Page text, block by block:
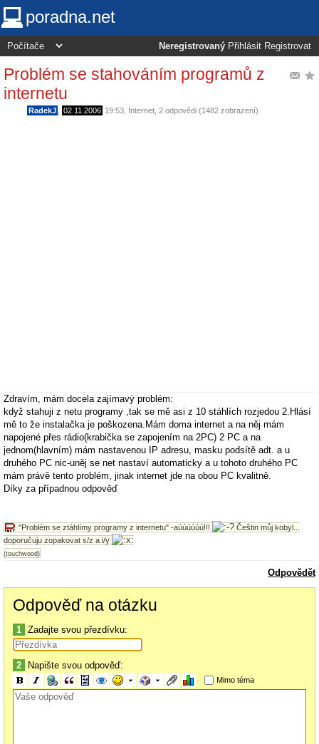
poradna.net
Neregistrovaný Přihlásit Registrovat
Problém se stahováním programů z
internetu
RadekJ 02.11.2006 19:53 Internet , 2 odpovědi (1482 zobrazení)
Zdravím, mám docela zajímavý problém:
když stahuji z netu programy ,tak se mě asi z 10 stáhlích rozjedou 2.Hlásí
mě to že instalačka je poškozena.Mám doma internet a na něj mám
napojené přes rádio(krabička se zapojením na 2PC) 2 PC a na
jednom(hlavním) mám nastavenou IP adresu, masku podsítě adt. a u
druhého PC nic-uněj se net nastaví automaticky a u tohoto druhého PC
mám právě tento problém, jinak internet jde na obou PC kvalitně.
Díky za případnou odpověď
"Problém se ztáhlímy programy z internetu" -aúúúúúú!!!
Češtin můj kobyl...
doporučuju zopakovat s/z a i/y
(touchwood)
Odpovědět
Odpověď na otázku
1 Zadajte svou přezdívku:
2 Napište svou odpověď:
Mimo téma